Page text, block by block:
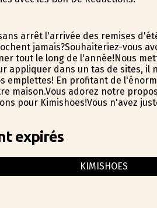
arrêt l'arrivée des remises
jamais?Souhaiteriez-vous
tout le long de l'année!Nous
appliquer dans un tas de sites,
emplettes! En profitant de
maison.Vous adorez notre
pour Kimishoes!Vous n'avez
expirés
KIMISHOES